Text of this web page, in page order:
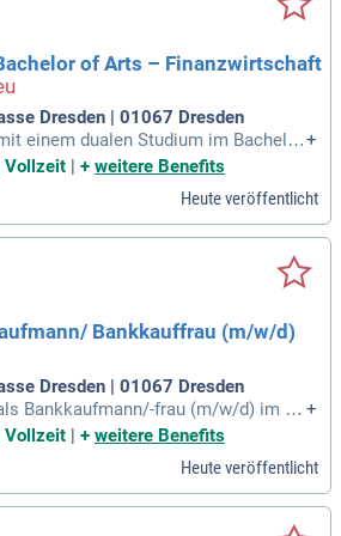
of Arts – Finanzwirtschaft
Dresden | 01067 Dresden
einem dualen Studium im Bachelor
Finanzwirtschaft bei der Sparkass
die ideale Ausbildung. In nur drei J
Dresden und in versc
Sparkasse. Das praxisnahe Trai
tiefen Einblick in die Finanzwelt. D
dir zahlreiche Chancen, sei es in d
im Firmenkundengeschäft. Werde T
Teams und gestalte die Zukunft der
+
Vollzeit
+ weitere Benefits
Heute veröffentlicht
Bankkauffrau (m/w/d)
Dresden | 01067 Dresden
Bankkaufmann/-frau (m/w/d) im Ja
mit Menschen arbeitest und sie in i
für dich. Unsere Ausbildung verm
in Theorie und Praxis über alle
Besonders wichtig ist die g
+
Vollzeit | + weitere Benefits
Heute veröffentlicht